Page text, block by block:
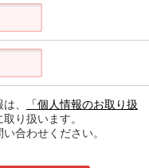
、
「個人情報のお取り扱
り扱います。
合わせください。